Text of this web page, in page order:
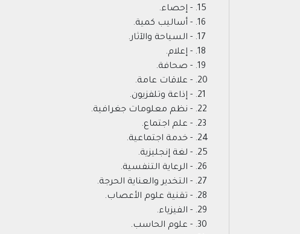
- إحصاء.
- أساليب كمية.
- السياحة والآثار.
- إعلام.
- صحافة.
- علاقات عامة.
- إذاعة وتلفزيون.
- نظم معلومات جغرافية.
- علم اجتماع.
- خدمة اجتماعية.
- لغة إنجليزية.
- الرعاية التنفسية.
- التخدير والعناية الحرجة.
- تقنية علوم الأعصاب.
- الفيزياء.
- علوم الحاسب.